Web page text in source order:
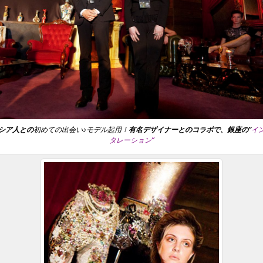
ア人との初めての出会い♪モデル起用！ 有名デザイナーとのコラボで、銀座の”イ
タレーション”